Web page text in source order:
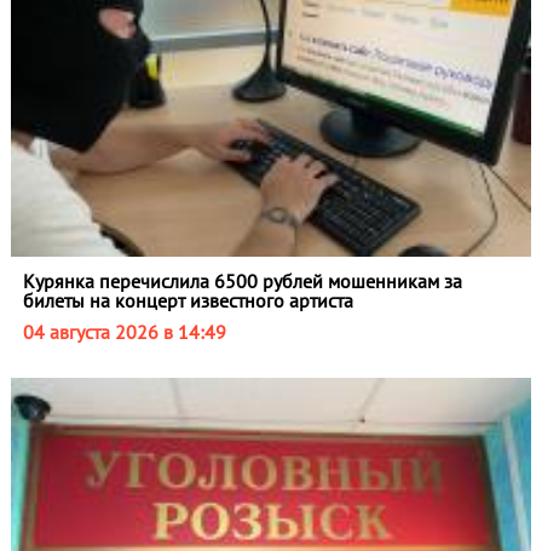
Курянка перечислила 6500 рублей мошенникам за
билеты на концерт известного артиста
04 августа 2026 в 14:49